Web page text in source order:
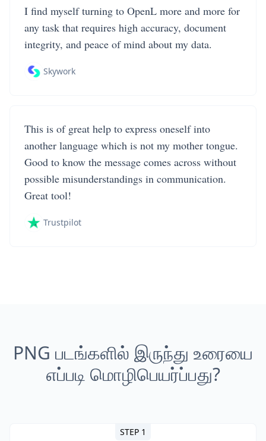
I find myself turning to OpenL more and more for
any task that requires high accuracy, document
integrity, and peace of mind about my data.
Skywork
This is of great help to express oneself into
another language which is not my mother tongue.
Good to know the message comes across without
possible misunderstandings in communication.
Great tool!
Trustpilot
PNG படங்களில் இருந்து உரையை
எப்படி மொழிபெயர்ப்பது?
STEP 1